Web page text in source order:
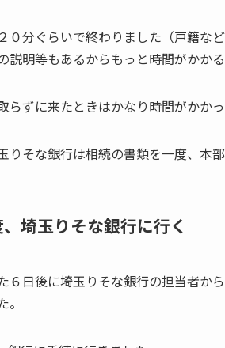
０分ぐらいで終わりました（戸籍な
説明等もあるからもっと時間がかかる
らずに来たときはかなり時間がかか
りそな銀行は相続の書類を一度、本
埼玉りそな銀行に行く
６日後に埼玉りそな銀行の担当者か